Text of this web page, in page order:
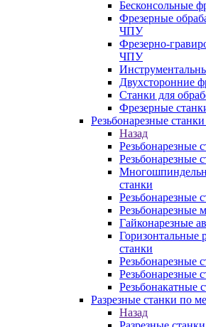
Бесконсольные
Фрезерные
ЧПУ
Фрезерно-
ЧПУ
Двухсторонние
Станки для
Фрезерные
Резьбонарезные
Назад
Резьбонарезные
Резьбонарезные
станки
Резьбонарезные
Резьбонарезные
Гайконарезные
Горизонтальные
станки
Резьбонарезные
Резьбонарезные
Резьбонакатные
Разрезные станки по
Назад